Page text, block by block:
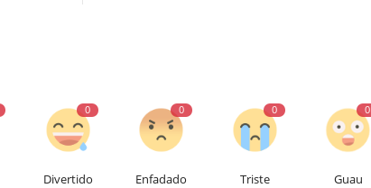
0
Divertido
0
Enfadado
0
Triste
0
Guau